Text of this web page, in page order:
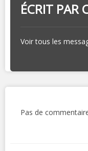
ÉCRIT PAR
Voir tous les
Pas de